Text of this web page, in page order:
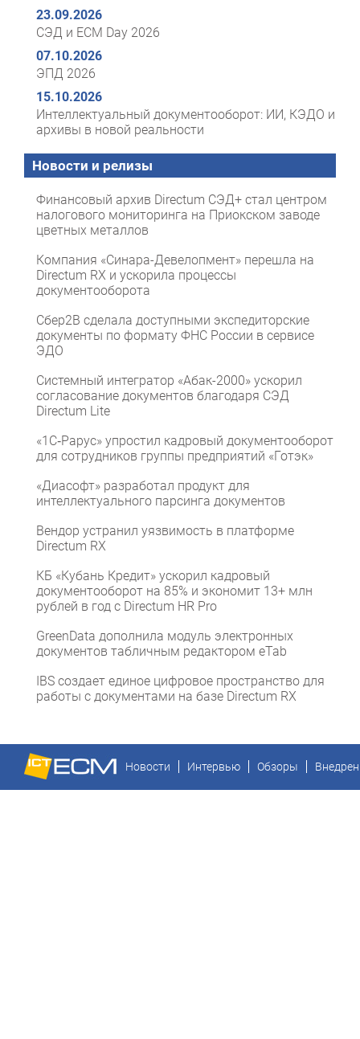
23.09.2026
СЭД и ECM Day 2026
07.10.2026
ЭПД 2026
15.10.2026
Интеллектуальный документооборот: ИИ, КЭДО и
архивы в новой реальности
Новости и релизы
Финансовый архив Directum СЭД+ стал центром
налогового мониторинга на Приокском заводе
цветных металлов
Компания «Синара-Девелопмент» перешла на
Directum RX и ускорила процессы
документооборота
Сбер2B сделала доступными экспедиторские
документы по формату ФНС России в сервисе
ЭДО
Системный интегратор «Абак-2000» ускорил
согласование документов благодаря СЭД
Directum Lite
«1С‑Рарус» упростил кадровый документооборот
для сотрудников группы предприятий «Готэк»
«Диасофт» разработал продукт для
интеллектуального парсинга документов
Вендор устранил уязвимость в платформе
Directum RX
КБ «Кубань Кредит» ускорил кадровый
документооборот на 85% и экономит 13+ млн
рублей в год с Directum HR Pro
GreenData дополнила модуль электронных
документов табличным редактором eTab
IBS создает единое цифровое пространство для
работы с документами на базе Directum RX
Новости Интервью Обзоры